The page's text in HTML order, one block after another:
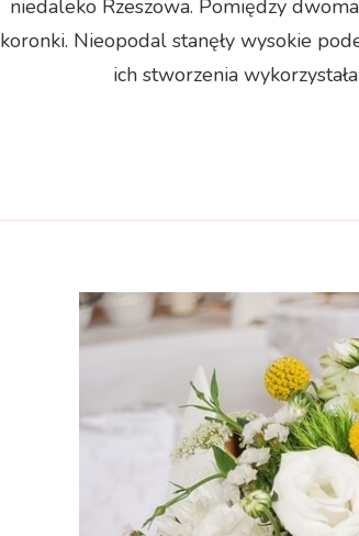
niedaleko Rzeszowa. Pomiędzy
koronki. Nieopodal stanęły wysokie
ich stworzenia